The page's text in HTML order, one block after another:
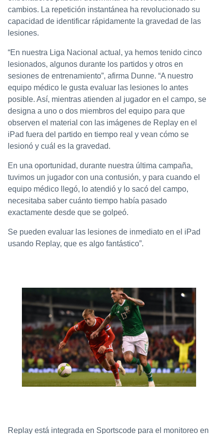
cambios. La repetición instantánea ha revolucionado su
capacidad de identificar rápidamente la gravedad de las
lesiones.
“En nuestra Liga Nacional actual, ya hemos tenido cinco
lesionados, algunos durante los partidos y otros en
sesiones de entrenamiento”, afirma Dunne. “A nuestro
equipo médico le gusta evaluar las lesiones lo antes
posible. Así, mientras atienden al jugador en el campo, se
designa a uno o dos miembros del equipo para que
observen el material con las imágenes de Replay en el
iPad fuera del partido en tiempo real y vean cómo se
lesionó y cuál es la gravedad.
En una oportunidad, durante nuestra última campaña,
tuvimos un jugador con una contusión, y para cuando el
equipo médico llegó, lo atendió y lo sacó del campo,
necesitaba saber cuánto tiempo había pasado
exactamente desde que se golpeó.
Se pueden evaluar las lesiones de inmediato en el iPad
usando Replay, que es algo fantástico”.
Replay está integrada en Sportscode para el monitoreo en